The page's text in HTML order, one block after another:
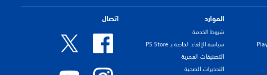
الموارد
شروط الخدمة
سياسة الإلغاء الخاصة بـ PS Store
التصنيفات العمرية
التحذيرات الصحية
اتصال